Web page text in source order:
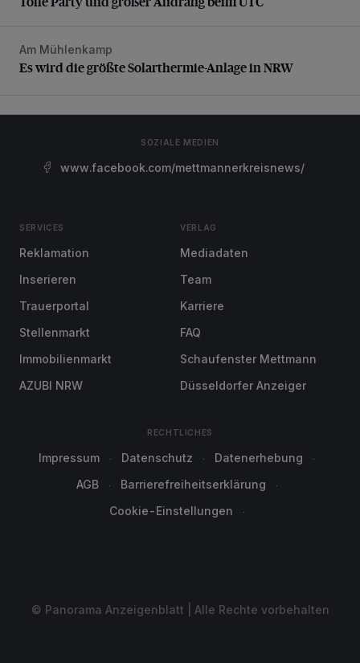
Es wird die größte Solarthermie-Anlage in NRW
Am Mühlenkamp
Es wird die größte Solarthermie-Anlage in NRW
SOZIALE MEDIEN
www.facebook.com/mettmannerkreisnews/
SERVICES
Reklamation
Inserieren
Trauerportal
Stellenmarkt
Immobilienmarkt
AZUBI NRW
VERLAG
Mediadaten
Team
Karriere
FAQ
Schaufenster Mettmann
Düsseldorfer Anzeiger
RECHTLICHES
Impressum Datenschutz
Datenerhebung
AGB
Barrierefreiheitserklärung
Cookie-Einstellungen
© Panorama Anzeigenblatt | Alle Rechte vorbehalten